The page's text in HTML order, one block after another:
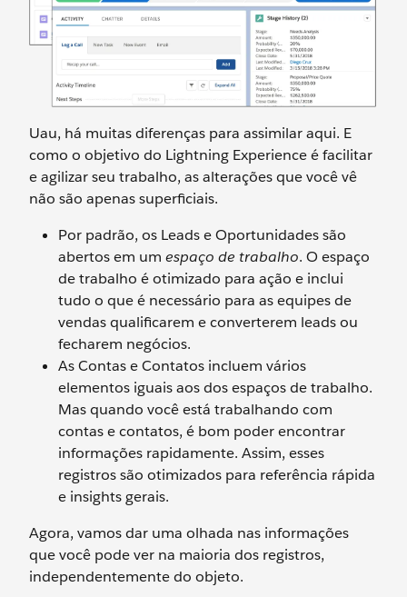
Uau, há muitas diferenças para assimilar aqui. E
como o objetivo do Lightning Experience é facilitar
e agilizar seu trabalho, as alterações que você vê
não são apenas superficiais.
Por padrão, os Leads e Oportunidades são
abertos em um espaço de trabalho. O espaço
de trabalho é otimizado para ação e inclui
tudo o que é necessário para as equipes de
vendas qualificarem e converterem leads ou
fecharem negócios.
As Contas e Contatos incluem vários
elementos iguais aos dos espaços de trabalho.
Mas quando você está trabalhando com
contas e contatos, é bom poder encontrar
informações rapidamente. Assim, esses
registros são otimizados para referência rápida
e insights gerais.
Agora, vamos dar uma olhada nas informações
que você pode ver na maioria dos registros,
independentemente do objeto.